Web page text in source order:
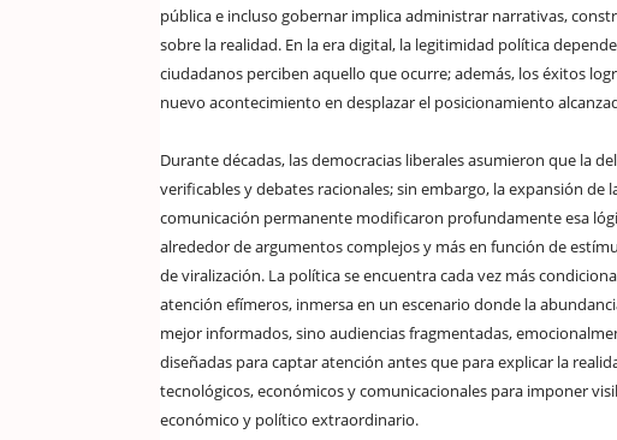
pública e incluso gobernar implica administrar narrativas,
sobre la realidad. En la era digital, la legitimidad política
ciudadanos perciben aquello que ocurre; además, los éxitos
nuevo acontecimiento en desplazar el posicionamiento
Durante décadas, las democracias liberales asumieron que la
verificables y debates racionales; sin embargo, la expansión de
comunicación permanente modificaron profundamente esa
alrededor de argumentos complejos y más en función de
de viralización. La política se encuentra cada vez más
atención efímeros, inmersa en un escenario donde la
mejor informados, sino audiencias fragmentadas,
diseñadas para captar atención antes que para explicar la
tecnológicos, económicos y comunicacionales para imponer
económico y político extraordinario.